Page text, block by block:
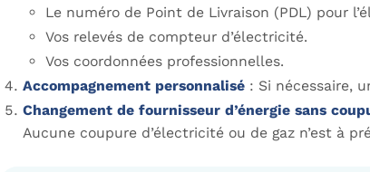
Le numéro de Point de Livraison (PDL) pour
Vos relevés de compteur d’électricité.
Vos coordonnées professionnelles.
Accompagnement personnalisé : Si nécessaire,
Changement de fournisseur d’énergie sans
Aucune coupure d’électricité ou de gaz n’est à